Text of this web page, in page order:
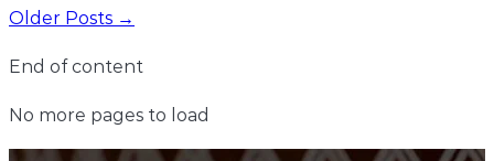
Older Posts →
End of content
No more pages to load